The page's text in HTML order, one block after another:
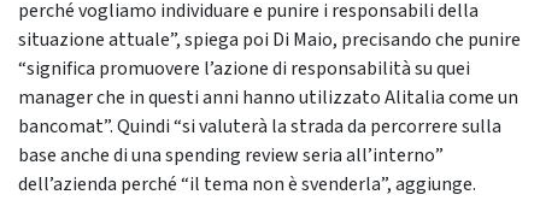
perché vogliamo individuare e punire i responsabili della
situazione attuale”, spiega poi Di Maio, precisando che punire
“significa promuovere l’azione di responsabilità su quei
manager che in questi anni hanno utilizzato Alitalia come un
bancomat”. Quindi “si valuterà la strada da percorrere sulla
base anche di una spending review seria all’interno”
dell’azienda perché “il tema non è svenderla”, aggiunge.